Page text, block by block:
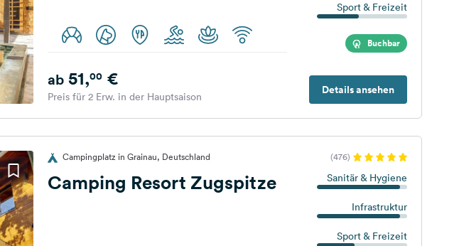
Sport & Freizeit
Buchbar
Details ansehen
ab51,00€
Preis für 2 Erw. in der Hauptsaison
Campingplatz in Grainau, Deutschland (476)
Camping Resort Zugspitze Sanitär & Hygiene
Infrastruktur
Sport & Freizeit